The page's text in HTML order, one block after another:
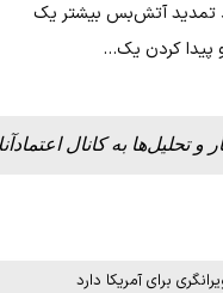
تمدید آتش‌بس بیشتر یک
و پیدا کردن یک…
تحلیل‌ها به کانال
برای آمریکا دارد